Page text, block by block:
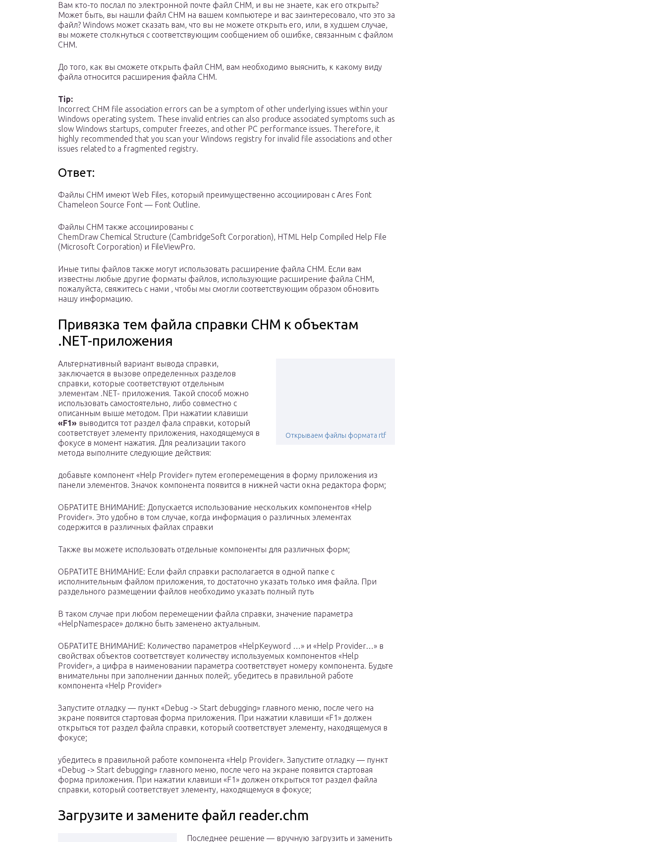
Вам кто-то послал по электронной почте файл CHM, и вы не знаете, как его открыть?
Может быть, вы нашли файл CHM на вашем компьютере и вас заинтересовало, что это за
файл? Windows может сказать вам, что вы не можете открыть его, или, в худшем случае,
вы можете столкнуться с соответствующим сообщением об ошибке, связанным с файлом
CHM.
До того, как вы сможете открыть файл CHM, вам необходимо выяснить, к какому виду
файла относится расширения файла CHM.
Tip:
Incorrect CHM file association errors can be a symptom of other underlying issues within your
Windows operating system. These invalid entries can also produce associated symptoms such as
slow Windows startups, computer freezes, and other PC performance issues. Therefore, it
highly recommended that you scan your Windows registry for invalid file associations and other
issues related to a fragmented registry.
Ответ:
Файлы CHM имеют Web Files, который преимущественно ассоциирован с Ares Font
Chameleon Source Font — Font Outline.
Файлы CHM также ассоциированы с
ChemDraw Chemical Structure (CambridgeSoft Corporation), HTML Help Compiled Help File
(Microsoft Corporation) и FileViewPro.
Иные типы файлов также могут использовать расширение файла CHM. Если вам
известны любые другие форматы файлов, использующие расширение файла CHM,
пожалуйста, свяжитесь с нами , чтобы мы смогли соответствующим образом обновить
нашу информацию.
Привязка тем файла справки CHM к объектам
.NET-приложения
Открываем файлы формата rtf
Альтернативный вариант вывода справки,
заключается в вызове определенных разделов
справки, которые соответствуют отдельным
элементам .NET- приложения. Такой способ можно
использовать самостоятельно, либо совместно с
описанным выше методом. При нажатии клавиши
«F1» выводится тот раздел фала справки, который
соответствует элементу приложения, находящемуся в
фокусе в момент нажатия. Для реализации такого
метода выполните следующие действия:
добавьте компонент «Help Provider» путем егоперемещения в форму приложения из
панели элементов. Значок компонента появится в нижней части окна редактора форм;
ОБРАТИТЕ ВНИМАНИЕ: Допускается использование нескольких компонентов «Help
Provider». Это удобно в том случае, когда информация о различных элементах
содержится в различных файлах справки
Также вы можете использовать отдельные компоненты для различных форм;
ОБРАТИТЕ ВНИМАНИЕ: Если файл справки располагается в одной папке с
исполнительным файлом приложения, то достаточно указать только имя файла. При
раздельного размещении файлов необходимо указать полный путь
В таком случае при любом перемещении файла справки, значение параметра
«HelpNamespace» должно быть заменено актуальным.
ОБРАТИТЕ ВНИМАНИЕ: Количество параметров «HelpKeyword …» и «Help Provider…» в
свойствах объектов соответствует количеству используемых компонентов «Help
Provider», а цифра в наименовании параметра соответствует номеру компонента. Будьте
внимательны при заполнении данных полей;. убедитесь в правильной работе
компонента «Help Provider»
Запустите отладку — пункт «Debug -> Start debugging» главного меню, после чего на
экране появится стартовая форма приложения. При нажатии клавиши «F1» должен
открыться тот раздел файла справки, который соответствует элементу, находящемуся в
фокусе;
убедитесь в правильной работе компонента «Help Provider». Запустите отладку — пункт
«Debug -> Start debugging» главного меню, после чего на экране появится стартовая
форма приложения. При нажатии клавиши «F1» должен открыться тот раздел файла
справки, который соответствует элементу, находящемуся в фокусе;
Загрузите и замените файл reader.chm
Последнее решение — вручную загрузить и заменить